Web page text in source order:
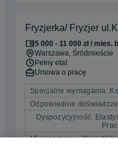
Fryzjerka/ Fryzjer
5 000 - 11 000 zł / mies.
Warszawa, Śródmieście
Pełny etat
Umowa o pracę
Specjalne wymagania:
Odpowiednie
Dyspozycyjność:
Miejsce pracy: W